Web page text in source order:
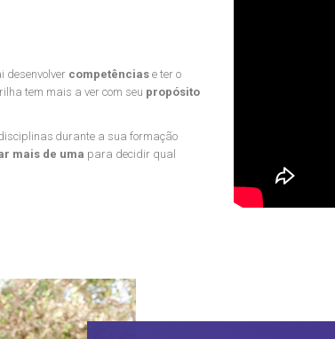
desenvolver competências e ter o
tem mais a ver com seu propósito
durante a sua formação
mais de uma para decidir qual